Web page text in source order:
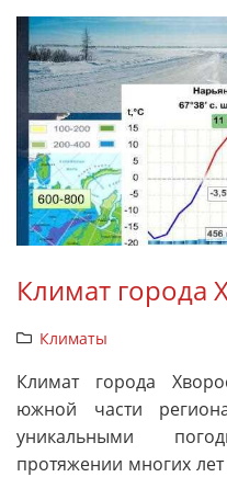
Климат города
Климаты
Климат города
южной части
уникальными
протяжении многих